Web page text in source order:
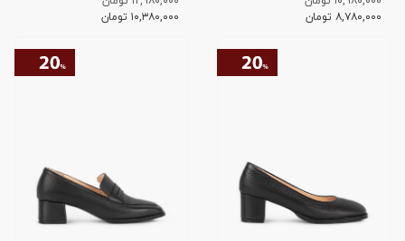
۸,۷۸۰,۰۰۰ تومان
۱۰,۳۸۰,۰۰۰ تومان